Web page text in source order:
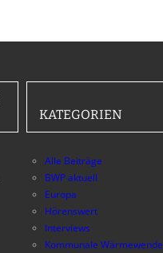
KATEGORIEN
Alle Beiträge
BWP aktuell
Europa
Hörenswert
Interviews
Kommunale Wärmewende